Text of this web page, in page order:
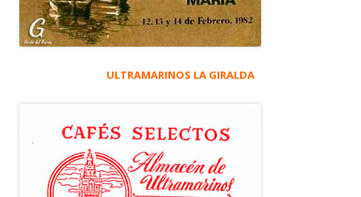
ULTRAMARINOS LA GIRALDA